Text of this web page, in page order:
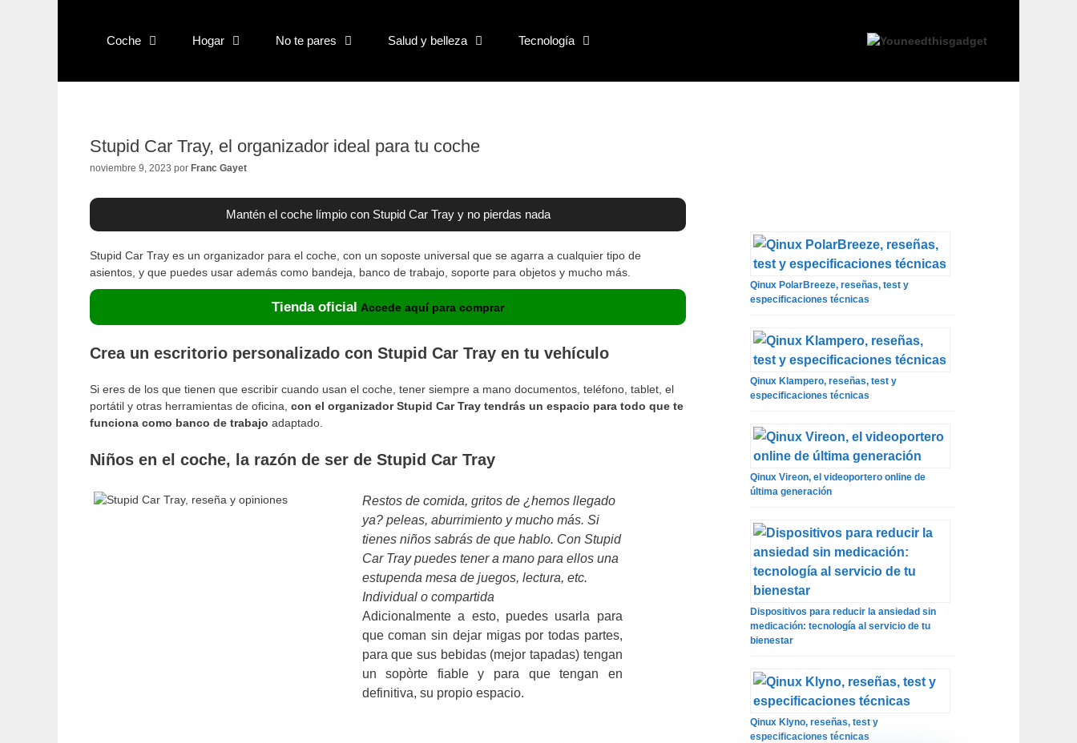
Coche Hogar No te pares Salud y belleza Tecnología
Stupid Car Tray, el organizador ideal para tu coche
noviembre 9, 2023 por Franc Gayet
Mantén el coche límpio con Stupid Car Tray y no pierdas nada
Stupid Car Tray es un organizador para el coche, con un soposte universal que se agarra a cualquier tipo de
asientos, y que puedes usar además como bandeja, banco de trabajo, soporte para objetos y mucho más.
Tienda oficial Accede aquí para comprar
Crea un escritorio personalizado con Stupid Car Tray en tu vehículo
Si eres de los que tienen que escribir cuando usan el coche, tener siempre a mano documentos, teléfono, tablet, el
portátil y otras herramientas de oficina, con el organizador Stupid Car Tray tendrás un espacio para todo que te
funciona como banco de trabajo adaptado.
Niños en el coche, la razón de ser de Stupid Car Tray
Restos de comida, gritos de ¿hemos llegado
ya? peleas, aburrimiento y mucho más. Si
tienes niños sabrás de que hablo. Con Stupid
Car Tray puedes tener a mano para ellos una
estupenda mesa de juegos, lectura, etc.
Individual o compartida
Adicionalmente a esto, puedes usarla para
que coman sin dejar migas por todas partes,
para que sus bebidas (mejor tapadas) tengan
un sopòrte fiable y para que tengan en
definitiva, su propio espacio.
Qinux PolarBreeze, reseñas, test y
especificaciones técnicas
Qinux Klampero, reseñas, test y
especificaciones técnicas
Qinux Vireon, el videoportero online de
última generación
Dispositivos para reducir la ansiedad sin
medicación: tecnología al servicio de tu
bienestar
Qinux Klyno, reseñas, test y
especificaciones técnicas